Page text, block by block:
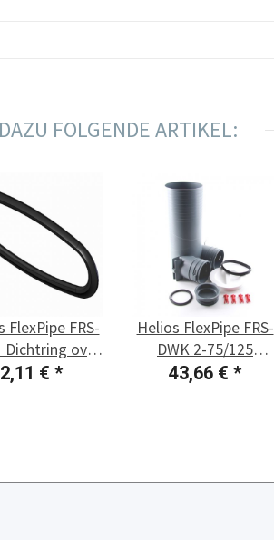
FOLGENDE ARTIKEL:
FlexPipe FRS-
Dichtring oval
51, 1 Stück
2,11 € *
Helios FlexPipe FRS-
DWK 2-75/125
Decken-/Wandkasten
43,66 € *